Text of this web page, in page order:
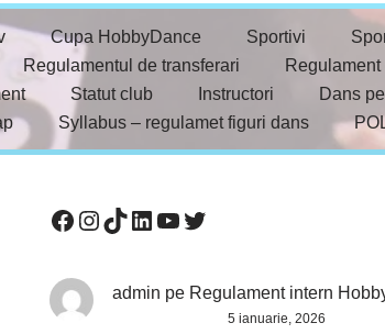
Cupa HobbyDance Sportivi
Regulamentul de transferari
Statut club Instructori Dans
Syllabus – regulamet figuri dans
admin pe Regulament intern
5 ianuarie, 2026